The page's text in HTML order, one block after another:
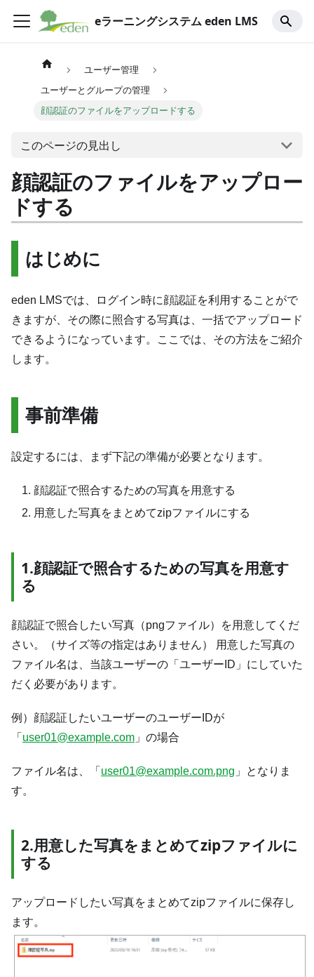
eラーニングシステム eden LMS
ユーザー管理
ユーザーとグループの管理
顔認証のファイルをアップロードする
このページの見出し
顔認証のファイルをアップロー
ドする
はじめに
eden LMSでは、ログイン時に顔認証を利用することがで
きますが、その際に照合する写真は、一括でアップロード
できるようになっています。ここでは、その方法をご紹介
します。
事前準備
設定するには、まず下記の準備が必要となります。
顔認証で照合するための写真を用意する
用意した写真をまとめてzipファイルにする
1.顔認証で照合するための写真を用意す
る
顔認証で照合したい写真（pngファイル）を用意してくだ
さい。（サイズ等の指定はありません） 用意した写真の
ファイル名は、当該ユーザーの「ユーザーID」にしていた
だく必要があります。
例）顔認証したいユーザーのユーザーIDが
「 user01@example.com 」の場合
ファイル名は、「 user01@example.com.png 」となりま
す。
2.用意した写真をまとめてzipファイルに
する
アップロードしたい写真をまとめてzipファイルに保存し
ます。